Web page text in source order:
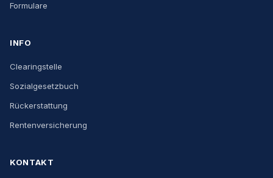
Formulare
INFO
Clearingstelle
Sozialgesetzbuch
Rückerstattung
Rentenversicherung
KONTAKT